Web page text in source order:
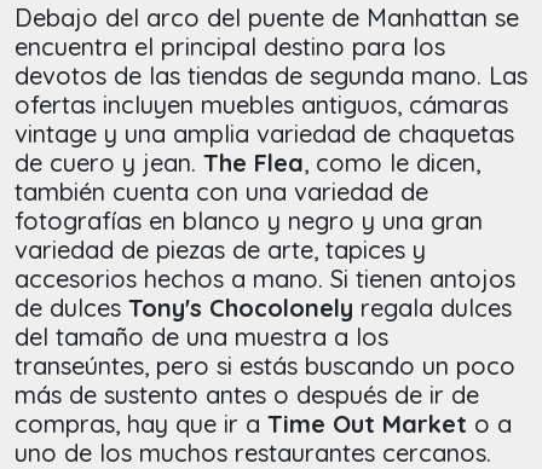
Debajo del arco del puente de Manhattan se
encuentra el principal destino para los
devotos de las tiendas de segunda mano. Las
ofertas incluyen muebles antiguos, cámaras
vintage y una amplia variedad de chaquetas
de cuero y jean. The Flea, como le dicen,
también cuenta con una variedad de
fotografías en blanco y negro y una gran
variedad de piezas de arte, tapices y
accesorios hechos a mano. Si tienen antojos
de dulces Tony's Chocolonely regala dulces
del tamaño de una muestra a los
transeúntes, pero si estás buscando un poco
más de sustento antes o después de ir de
compras, hay que ir a Time Out Market o a
uno de los muchos restaurantes cercanos.